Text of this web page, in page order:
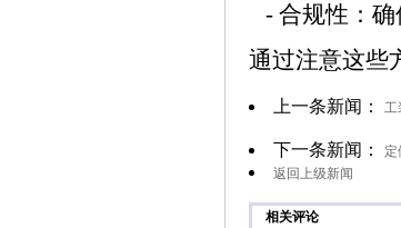
- 合规性：确
通过注意这些
上一条新闻： 工
下一条新闻：
定
返回上级新闻
相关评论